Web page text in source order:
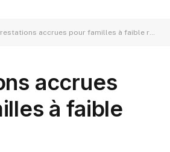
accrues pour familles à faible revenu
accrues
à faible